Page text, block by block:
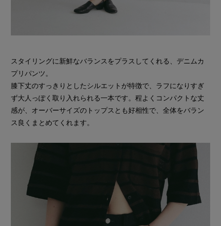
スタイリングに新鮮なバランスをプラスしてくれる、デニムカ
プリパンツ。
膝下丈のすっきりとしたシルエットが特徴で、ラフになりすぎ
ず大人っぽく取り入れられる一本です。程よくコンパクトな丈
感が、オーバーサイズのトップスとも好相性で、全体をバラン
ス良くまとめてくれます。